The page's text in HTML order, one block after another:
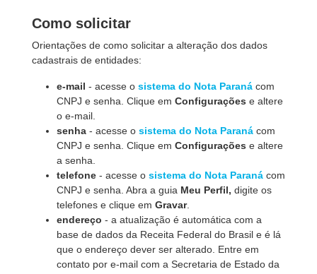
Como solicitar
Orientações de como solicitar a alteração dos dados
cadastrais de entidades:
e-mail - acesse o sistema do Nota Paraná com
CNPJ e senha. Clique em Configurações e altere
o e-mail.
senha - acesse o sistema do Nota Paraná com
CNPJ e senha. Clique em Configurações e altere
a senha.
telefone - acesse o sistema do Nota Paraná com
CNPJ e senha. Abra a guia Meu Perfil, digite os
telefones e clique em Gravar.
endereço - a atualização é automática com a
base de dados da Receita Federal do Brasil e é lá
que o endereço dever ser alterado. Entre em
contato por e-mail com a Secretaria de Estado da